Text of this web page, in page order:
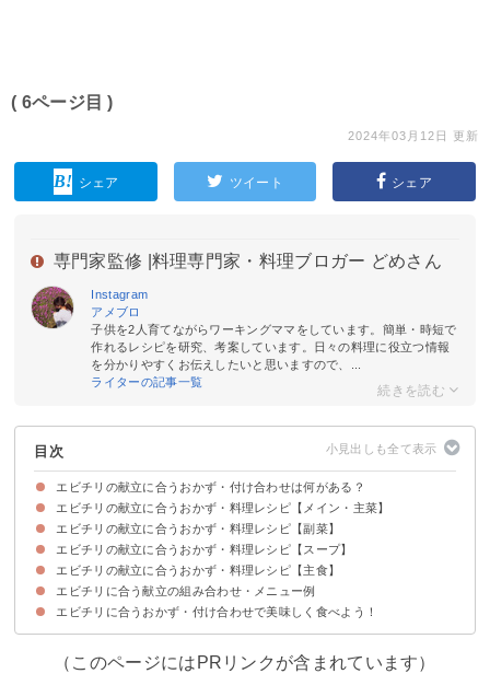
( 6ページ目 )
2024年03月12日 更新
シェア ツイート シェア
専門家監修 | 料理専門家・料理ブロガー どめさん
Instagram
アメブロ
子供を2人育てながらワーキングママをしています。簡単・時短で
作れるレシピを研究、考案しています。日々の料理に役立つ情報
を分かりやすくお伝えしたいと思いますので、...
ライターの記事一覧
目次
エビチリの献立に合うおかず・付け合わせは何がある？
エビチリの献立に合うおかず・料理レシピ【メイン・主菜】
①酢豚
②春巻き
③肉野菜炒め
④豚キムチ餃子
⑤からあげ
⑥八宝菜
⑦しらす入りかに玉
エビチリの献立に合うおかず・料理レシピ【副菜】
①もやしのナムル
②ニラ玉
③豆苗の煮びたし
④きゅうりとわかめの酢の物
⑤春雨中華サラダ
⑥厚揚げの甘辛ごま焼き
⑦豆苗サラダ
⑧レンコンのブラックペッパー炒め
⑨蒸し鶏の中華風サラダ
⑩大根サラダ
エビチリの献立に合うおかず・料理レシピ【スープ】
①中華風コーンスープ
②生姜と卵のスープ
③春雨スープ
④わかめスープ
⑤ワンタンスープ
エビチリの献立に合うおかず・料理レシピ【主食】
①ラーメン
②チャーハン
③あんかけ焼きそば
エビチリに合う献立の組み合わせ・メニュー例
献立メニュー①
献立メニュー②
献立メニュー③
献立メニュー④
献立メニュー⑤
エビチリに合うおかず・付け合わせで美味しく食べよう！
（このページにはPRリンクが含まれています）